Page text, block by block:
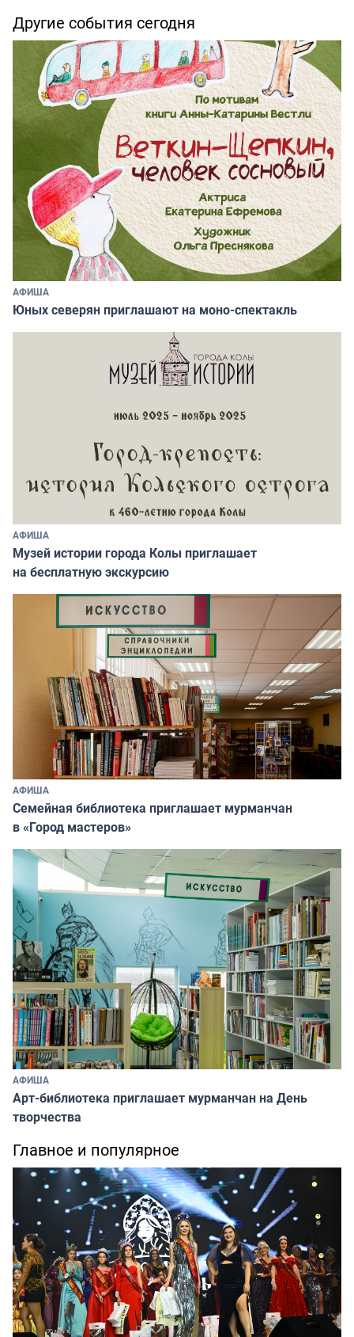
Другие события сегодня
АФИША
Юных северян приглашают на моно-спектакль
АФИША
Музей истории города Колы приглашает
на бесплатную экскурсию
АФИША
Семейная библиотека приглашает мурманчан
в «Город мастеров»
АФИША
Арт-библиотека приглашает мурманчан на День
творчества
Главное и популярное